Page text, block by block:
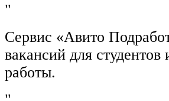
"
Сервис «Авито
вакансий для
работы.